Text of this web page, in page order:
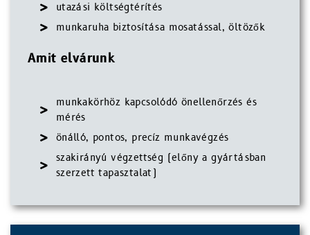
utazási költségtérítés
munkaruha biztosítása mosatással, öltözők
Amit elvárunk
munkakörhöz kapcsolódó önellenőrzés és
mérés
önálló, pontos, precíz munkavégzés
szakirányú végzettség (előny a gyártásban
szerzett tapasztalat)